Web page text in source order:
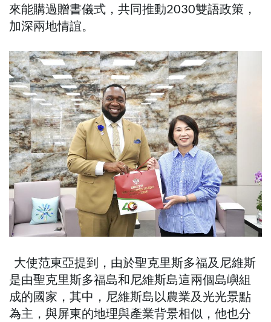
來能購過贈書儀式，共同推動2030雙語政策，
加深兩地情誼。
大使范東亞提到，由於聖克里斯多福及尼維斯
是由聖克里斯多福島和尼維斯島這兩個島嶼組
成的國家，其中，尼維斯島以農業及光光景點
為主，與屏東的地理與產業背景相似，他也分